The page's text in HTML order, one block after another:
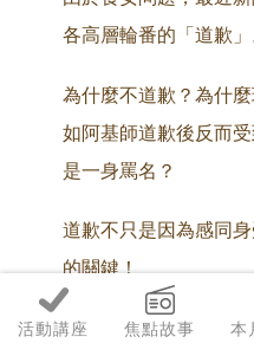
活動講座 焦點故事 本
各高層輪番的「道歉」
為什麼不道歉？為什
如阿基師道歉後反而
是一身罵名？
道歉不只是因為感同
的關鍵！
***